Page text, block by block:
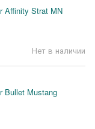
Affinity Strat MN
Нет в наличии
Bullet Mustang